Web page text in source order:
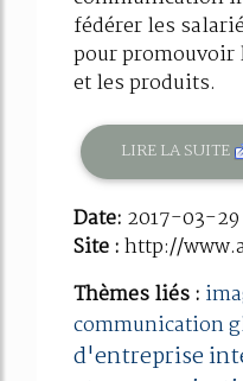
fédérer les
pour
et les produits.
LIRE LA SUITE
Date: 2017-03-29
Site :http://
Thèmes liés :
communication
d'entreprise